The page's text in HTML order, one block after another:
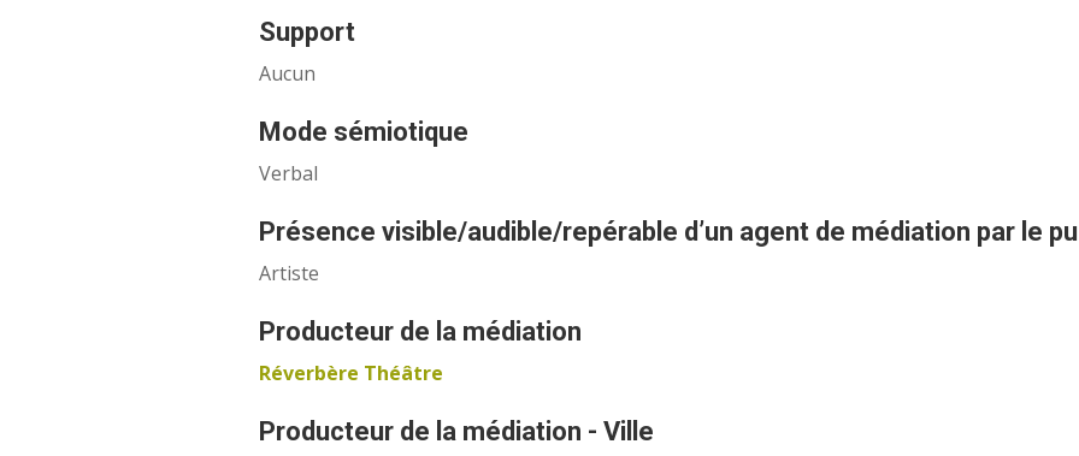
Support
Aucun
Mode sémiotique
Verbal
Présence visible/audible/repérable d’un agent de médiation par le
Artiste
Producteur de la médiation
Réverbère Théâtre
Producteur de la médiation - Ville